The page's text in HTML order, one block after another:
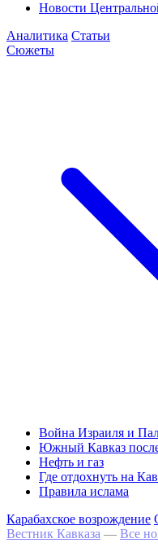
Новости
Аналитика Статьи
Сюжеты
Война Израиля и
Южный Кавказ
Нефть и газ
Где отдохнуть на
Правила ислама
Карабахское возрождение
Вестник Кавказа — Все